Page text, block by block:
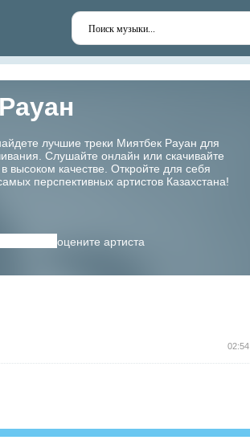
лучшие треки Миятбек Рауан для
Слушайте онлайн или скачивайте
высоком качестве. Откройте для себя
перспективных артистов Казахстана!
оцените артиста
02:54